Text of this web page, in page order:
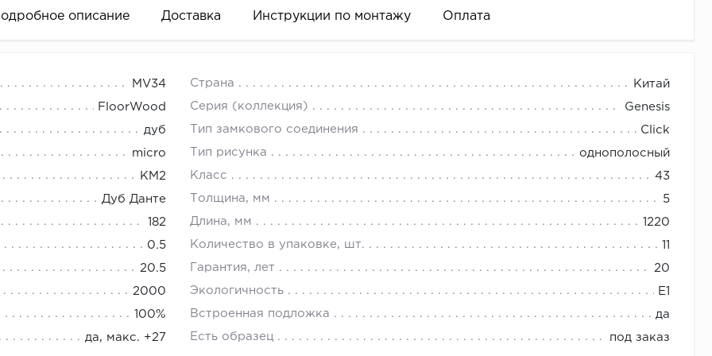
описание Доставка Инструкции по монтажу Оплата
MV34 Страна Китай
FloorWood Серия (коллекция) Genesis
дуб Тип замкового соединения Click
micro Тип рисунка однополосный
КМ2 Класс 43
Дуб Данте Толщина, мм 5
182 Длина, мм 1220
0.5 Количество в упаковке, шт.
20.5 Гарантия, лет 20
2000 Экологичность E1
100% Встроенная подложка да
да, макс. +27 Есть образец под заказ
покупки.
с вами, чтобы согласовать время. 900 рублей
на полученный в результате показатель, определить необходимое количество плинтуса.
это следующим образом:
цифре в метрах, прибавить 1,5 - 2 м (про запас)
получившееся число на 2,5 м (стандартная длина плинтуса)
получившееся число в большую сторону.
количество напольного плинтуса найдено.
плинтус к стене и убедиться, что он плотно прилегает к поверхности.